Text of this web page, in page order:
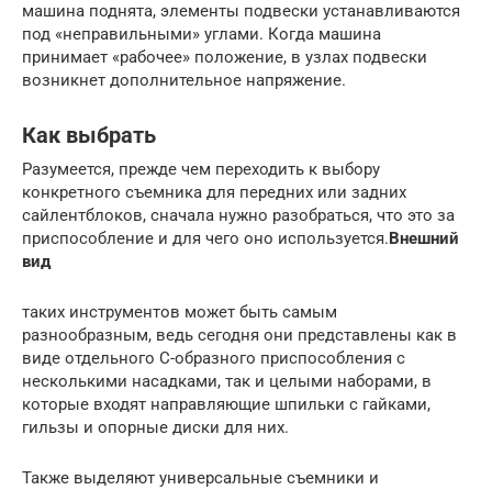
машина поднята, элементы подвески устанавливаются
под «неправильными» углами. Когда машина
принимает «рабочее» положение, в узлах подвески
возникнет дополнительное напряжение.
Как выбрать
Разумеется, прежде чем переходить к выбору
конкретного съемника для передних или задних
сайлентблоков, сначала нужно разобраться, что это за
приспособление и для чего оно используется.Внешний
вид
таких инструментов может быть самым
разнообразным, ведь сегодня они представлены как в
виде отдельного С-образного приспособления с
несколькими насадками, так и целыми наборами, в
которые входят направляющие шпильки с гайками,
гильзы и опорные диски для них.
Также выделяют универсальные съемники и